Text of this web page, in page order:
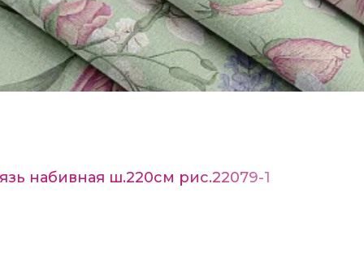
набивная ш.220см рис.22079-1